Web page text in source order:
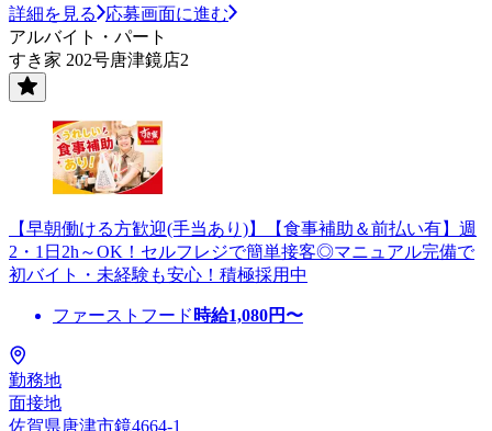
詳細を見る
応募画面に進む
アルバイト・パート
すき家 202号唐津鏡店2
【早朝働ける方歓迎(手当あり)】【食事補助＆前払い有】週
2・1日2h～OK！セルフレジで簡単接客◎マニュアル完備で
初バイト・未経験も安心！積極採用中
ファーストフード 時給1,080円〜
勤務地
面接地
佐賀県唐津市鏡4664-1